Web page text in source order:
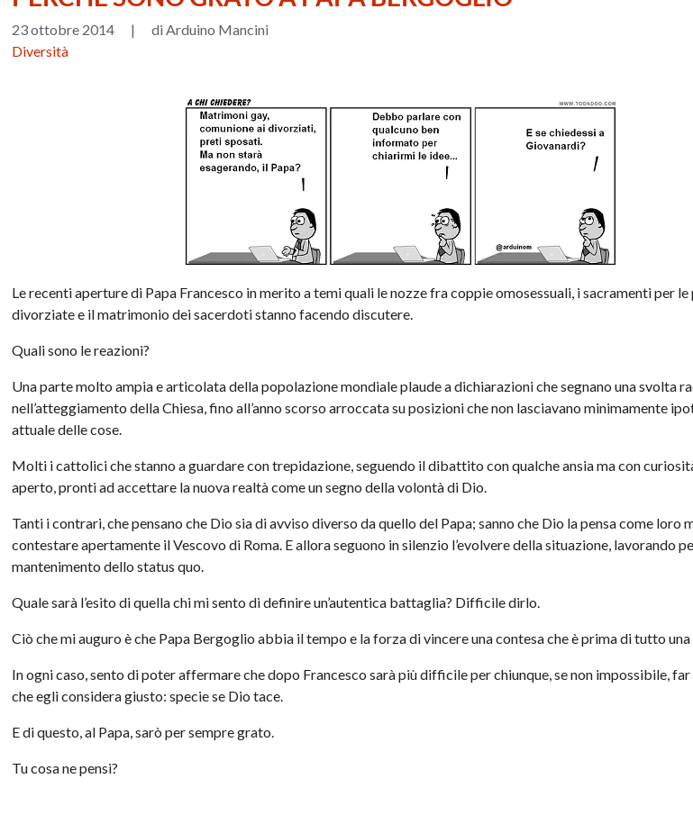
23 ottobre 2014 |
di Arduino Mancini
Diversità
Le recenti aperture di Papa Francesco in merito a temi quali le nozze fra coppie omosessuali, i sacramenti per le
divorziate e il matrimonio dei sacerdoti stanno facendo discutere.
Quali sono le reazioni?
Una parte molto ampia e articolata della popolazione mondiale plaude a dichiarazioni che segnano una svolta
nell’atteggiamento della Chiesa, fino all’anno scorso arroccata su posizioni che non lasciavano minimamente
attuale delle cose.
Molti i cattolici che stanno a guardare con trepidazione, seguendo il dibattito con qualche ansia ma con
aperto, pronti ad accettare la nuova realtà come un segno della volontà di Dio.
Tanti i contrari, che pensano che Dio sia di avviso diverso da quello del Papa; sanno che Dio la pensa come loro
contestare apertamente il Vescovo di Roma. E allora seguono in silenzio l’evolvere della situazione, lavorando
mantenimento dello status quo.
Quale sarà l’esito di quella chi mi sento di definire un’autentica battaglia? Difficile dirlo.
Ciò che mi auguro è che Papa Bergoglio abbia il tempo e la forza di vincere una contesa che è prima di tutto
In ogni caso, sento di poter affermare che dopo Francesco sarà più difficile per chiunque, se non impossibile,
che egli considera giusto: specie se Dio tace.
E di questo, al Papa, sarò per sempre grato.
Tu cosa ne pensi?